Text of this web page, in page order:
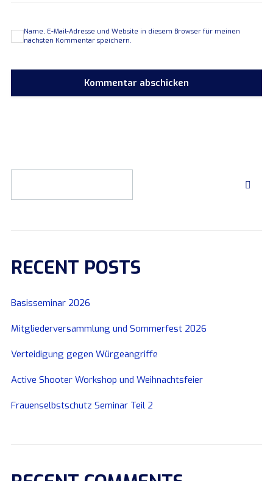
Name, E-Mail-Adresse und Website in diesem Browser für meinen
nächsten Kommentar speichern.
RECENT POSTS
Basisseminar 2026
Mitgliederversammlung und Sommerfest 2026
Verteidigung gegen Würgeangriffe
Active Shooter Workshop und Weihnachtsfeier
Frauenselbstschutz Seminar Teil 2